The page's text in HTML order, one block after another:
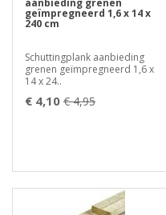
geïmpregneerd 1,6 x 14 x
240 cm
Schuttingplank aanbieding
grenen geïmpregneerd 1,6 x
14 x 24..
€ 4,10 € 4,95